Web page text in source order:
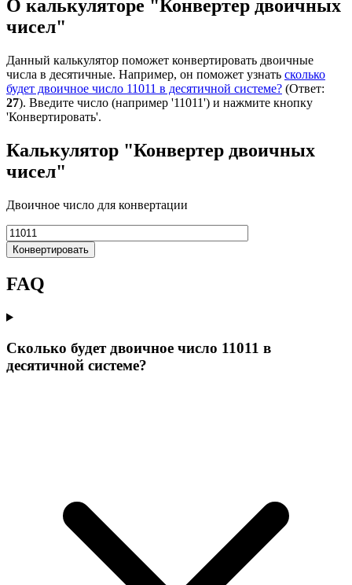
О калькуляторе "Конвертер двоичных
чисел"
Данный калькулятор поможет конвертировать двоичные
числа в десятичные. Например, он поможет узнать сколько
будет двоичное число 11011 в десятичной системе? (Ответ:
27). Введите число (например '11011') и нажмите кнопку
'Конвертировать'.
Калькулятор "Конвертер двоичных
чисел"
Двоичное число для конвертации
Конвертировать
FAQ
Сколько будет двоичное число 11011 в
десятичной системе?